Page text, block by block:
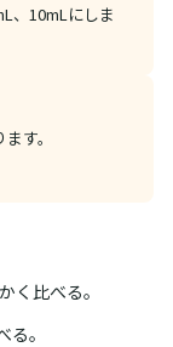
、10mLにしま
す。
比べる。
。